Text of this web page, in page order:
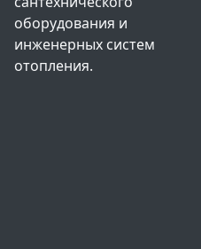
оборудования и
инженерных систем
отопления.